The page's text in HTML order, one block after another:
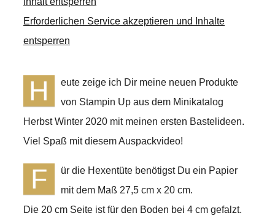
Erforderlichen Service akzeptieren und Inhalte
entsperren
H
eute zeige ich Dir meine neuen Produkte
von Stampin Up aus dem Minikatalog
Herbst Winter 2020 mit meinen ersten Bastelideen.
Viel Spaß mit diesem Auspackvideo!
F
ür die Hexentüte benötigst Du ein Papier
mit dem Maß 27,5 cm x 20 cm.
Die 20 cm Seite ist für den Boden bei 4 cm gefalzt.